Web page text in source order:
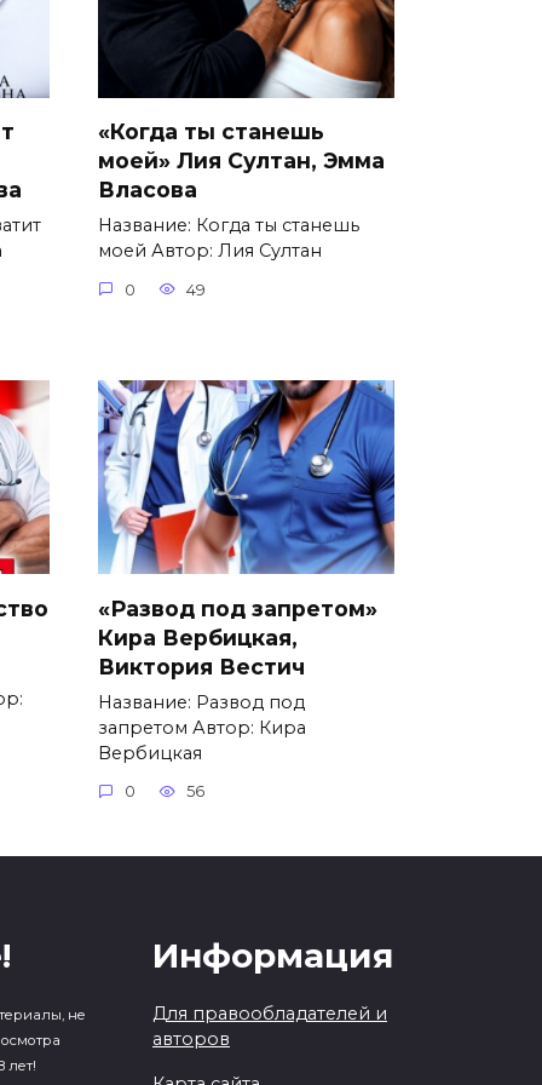
«Когда ты станешь
моей» Лия Султан, Эмма
Власова
Название: Когда ты станешь
моей Автор: Лия Султан
0 49
«Развод под запретом»
Кира Вербицкая,
Виктория Вестич
Название: Развод под
запретом Автор: Кира
Вербицкая
0 56
не
лет!
Информация
Для правообладателей и
авторов